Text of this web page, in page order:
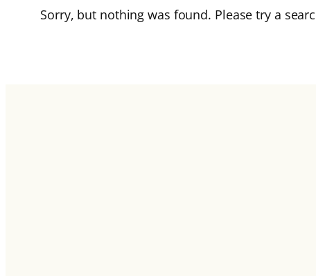
Sorry, but nothing was found. Please try a